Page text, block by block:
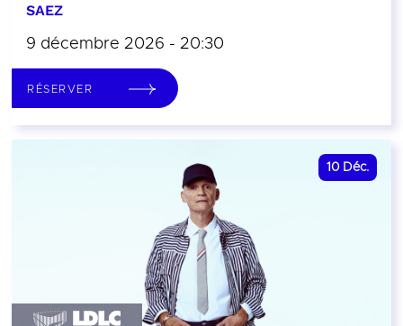
SAEZ
9 décembre 2026 - 20:30
RÉSERVER
10 Déc.